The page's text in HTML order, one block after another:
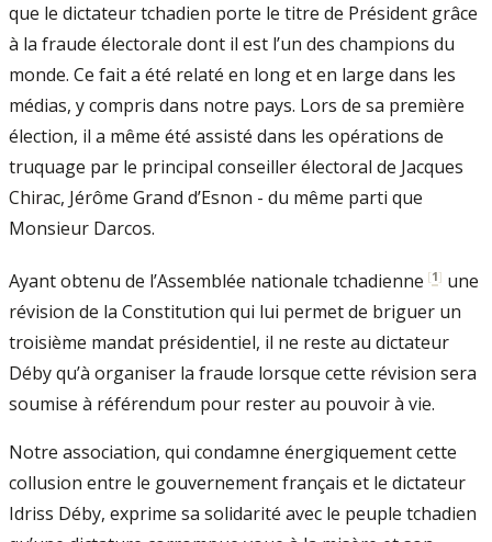
que le dictateur tchadien porte le titre de Président grâce
à la fraude électorale dont il est l’un des champions du
monde. Ce fait a été relaté en long et en large dans les
médias, y compris dans notre pays. Lors de sa première
élection, il a même été assisté dans les opérations de
truquage par le principal conseiller électoral de Jacques
Chirac, Jérôme Grand d’Esnon - du même parti que
Monsieur Darcos.
Ayant obtenu de l’Assemblée nationale tchadienne [1] une
révision de la Constitution qui lui permet de briguer un
troisième mandat présidentiel, il ne reste au dictateur
Déby qu’à organiser la fraude lorsque cette révision sera
soumise à référendum pour rester au pouvoir à vie.
Notre association, qui condamne énergiquement cette
collusion entre le gouvernement français et le dictateur
Idriss Déby, exprime sa solidarité avec le peuple tchadien